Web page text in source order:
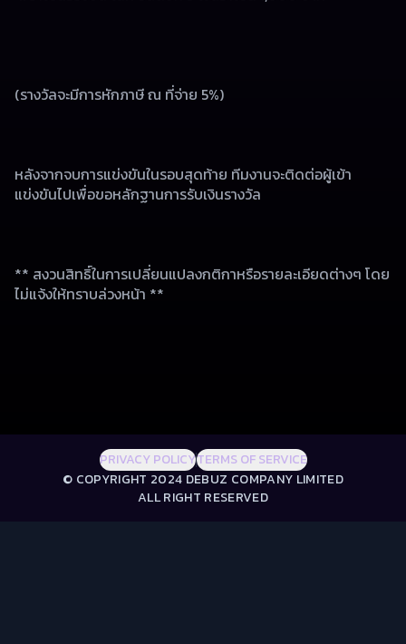
(รางวัลจะมีการหักภาษี ณ ที่จ่าย 5%)
หลังจากจบการแข่งขันในรอบสุดท้าย ทีมงานจะติดต่อผู้เข้า
แข่งขันไปเพื่อขอหลักฐานการรับเงินรางวัล
** สงวนสิทธิ์ในการเปลี่ยนแปลงกติกาหรือรายละเอียดต่างๆ โดย
ไม่แจ้งให้ทราบล่วงหน้า **
PRIVACY POLICYTERMS OF SERVICE
© COPYRIGHT 2024 DEBUZ COMPANY LIMITED
ALL RIGHT RESERVED